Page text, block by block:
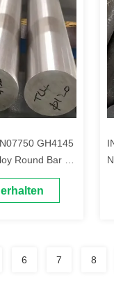
GH4145
Round Bar /
6 7 8